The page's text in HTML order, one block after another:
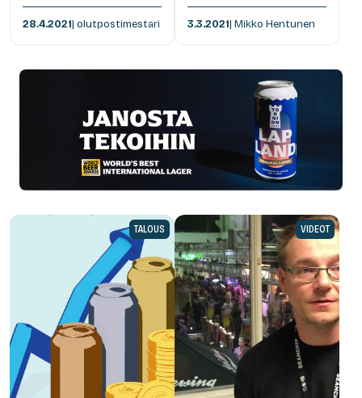
28.4.2021| olutpostimestari 3.3.2021| Mikko Hentunen
TALOUS VIDEOT